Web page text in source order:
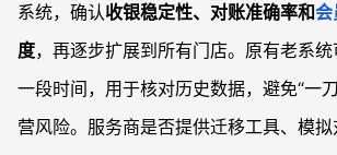
系统，确认收银稳定性、对账准确率和会
度，再逐步扩展到所有门店。原有老系
一段时间，用于核对历史数据，避免“一
营风险。服务商是否提供迁移工具、模